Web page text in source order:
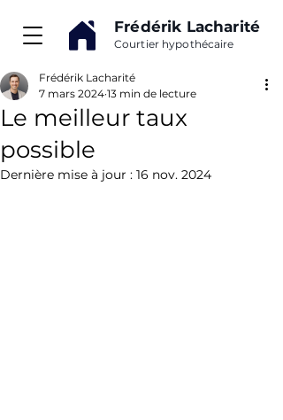
Frédérik Lacharité
Courtier hypothécaire
Le meilleur taux
possible
Frédérik Lacharité
7 mars 2024 13 min de lecture
Dernière mise à jour : 16 nov. 2024